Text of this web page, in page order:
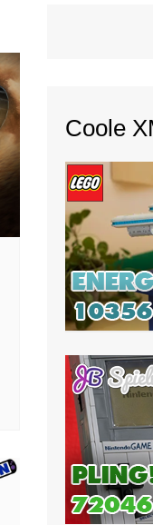
Coole